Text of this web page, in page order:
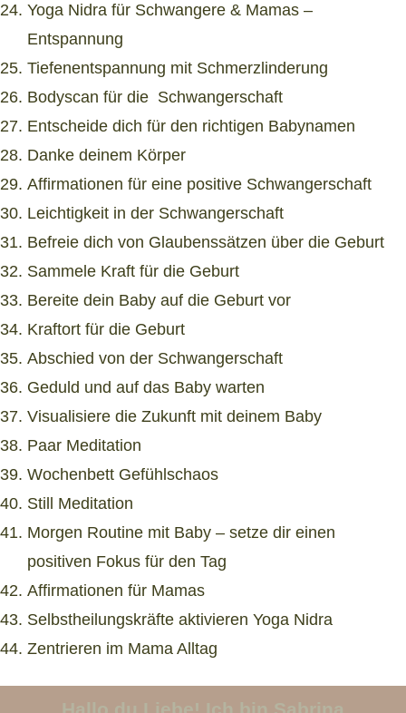
Yoga Nidra für Schwangere & Mamas –
Entspannung
Tiefenentspannung mit Schmerzlinderung
Bodyscan für die Schwangerschaft
Entscheide dich für den richtigen Babynamen
Danke deinem Körper
Affirmationen für eine positive Schwangerschaft
Leichtigkeit in der Schwangerschaft
Befreie dich von Glaubenssätzen über die Geburt
Sammele Kraft für die Geburt
Bereite dein Baby auf die Geburt vor
Kraftort für die Geburt
Abschied von der Schwangerschaft
Geduld und auf das Baby warten
Visualisiere die Zukunft mit deinem Baby
Paar Meditation
Wochenbett Gefühlschaos
Still Meditation
Morgen Routine mit Baby – setze dir einen
positiven Fokus für den Tag
Affirmationen für Mamas
Selbstheilungskräfte aktivieren Yoga Nidra
Zentrieren im Mama Alltag